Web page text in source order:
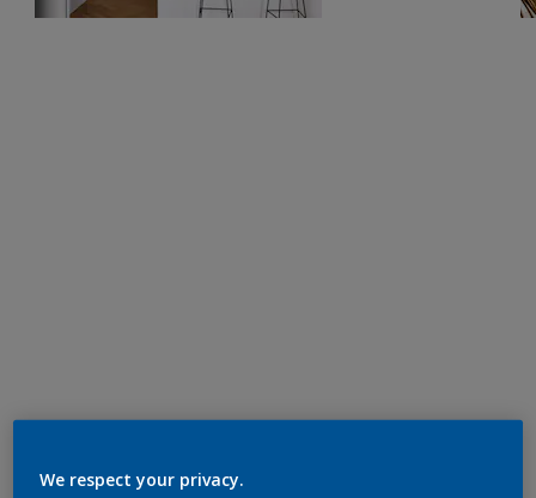
We respect your privacy.